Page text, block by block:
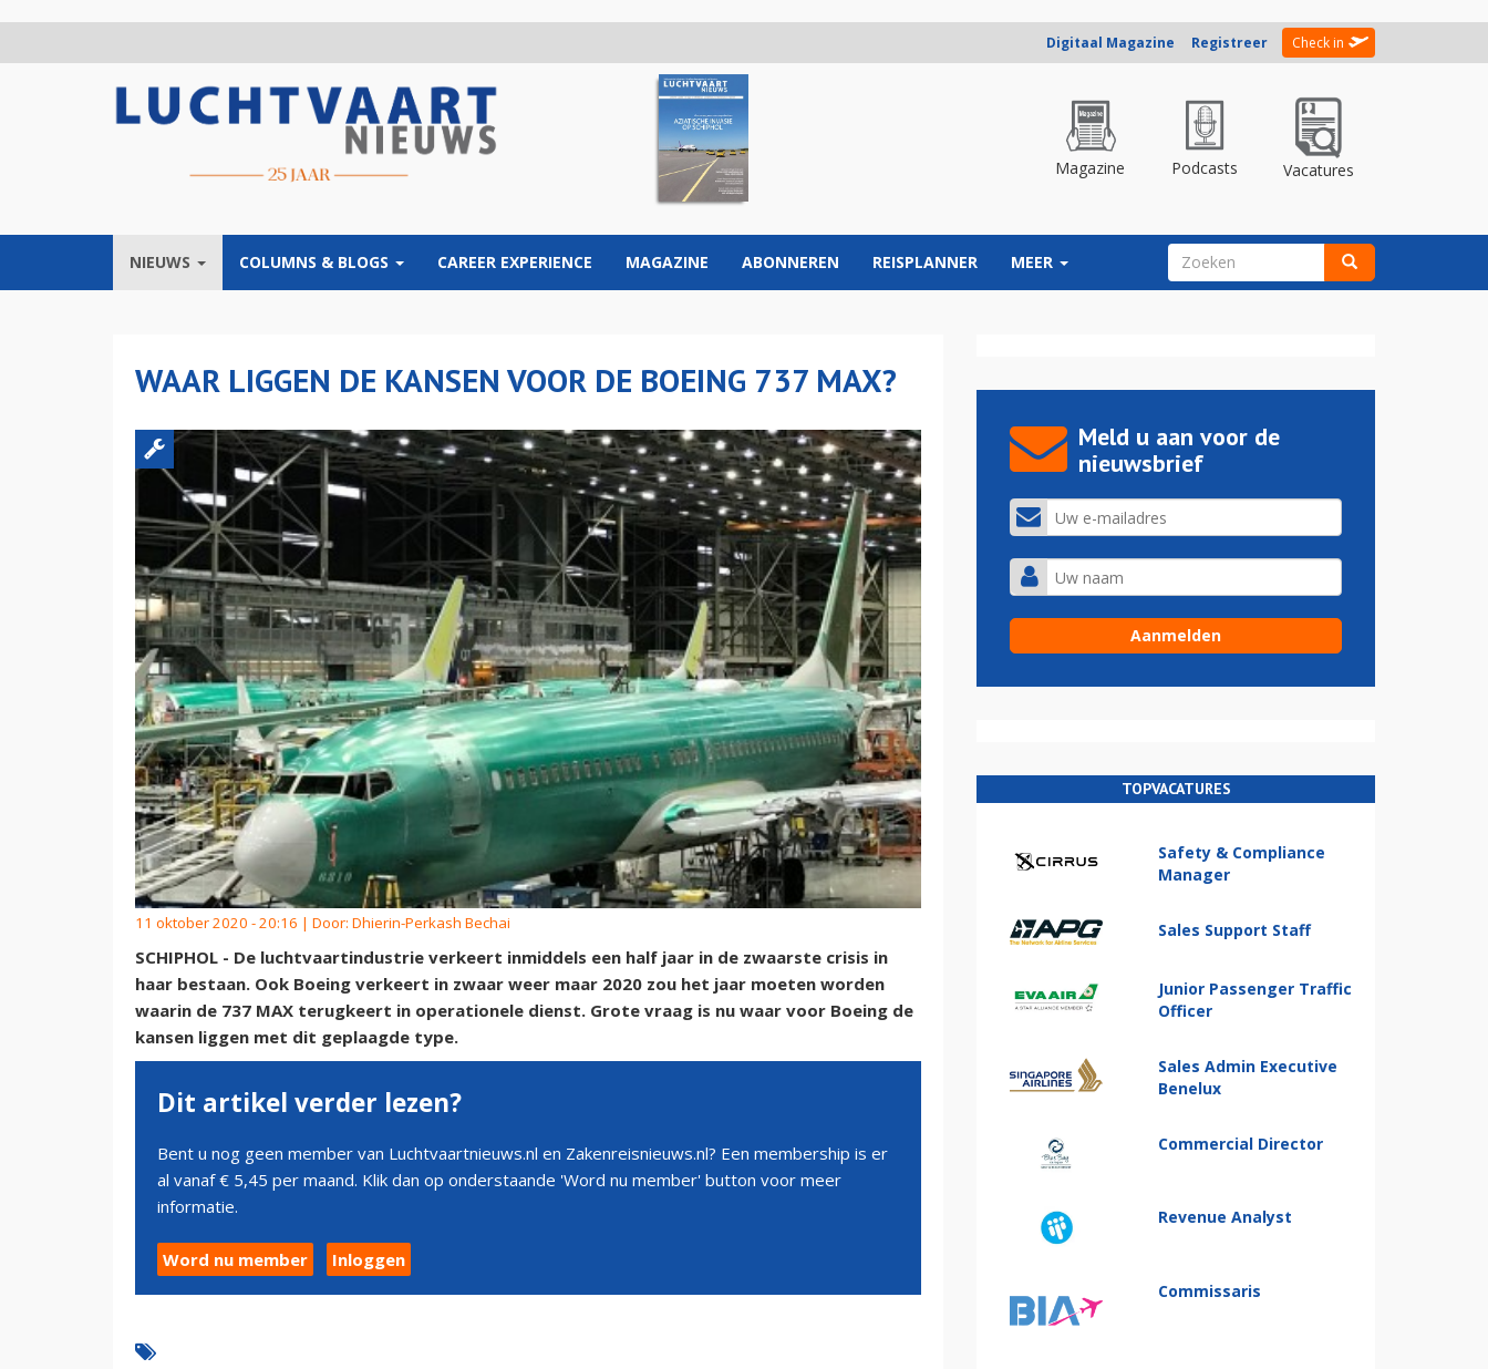
Digitaal Magazine Registreer Check in
Magazine Podcasts Vacatures
NIEUWS COLUMNS & BLOGS CAREER EXPERIENCE MAGAZINE ABONNEREN REISPLANNER MEER ZOEKVELD
WAAR LIGGEN DE KANSEN VOOR DE BOEING 737 MAX?
11 oktober 2020 - 20:16 | Door: Dhierin-Perkash Bechai
SCHIPHOL - De luchtvaartindustrie verkeert inmiddels een half jaar in de zwaarste crisis in
haar bestaan. Ook Boeing verkeert in zwaar weer maar 2020 zou het jaar moeten worden
waarin de 737 MAX terugkeert in operationele dienst. Grote vraag is nu waar voor Boeing de
kansen liggen met dit geplaagde type.
Dit artikel verder lezen?
Bent u nog geen member van Luchtvaartnieuws.nl en Zakenreisnieuws.nl? Een membership is er
al vanaf € 5,45 per maand. Klik dan op onderstaande 'Word nu member' button voor meer
informatie.
Word nu member Inloggen
Meld u aan voor de
nieuwsbrief
TOPVACATURES
Safety & Compliance
Manager
Sales Support Staff
Junior Passenger Traffic
Officer
Sales Admin Executive
Benelux
Commercial Director
Revenue Analyst
Commissaris